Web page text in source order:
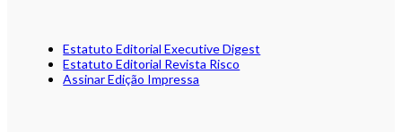
Estatuto Editorial Executive Digest
Estatuto Editorial Revista Risco
Assinar Edição Impressa